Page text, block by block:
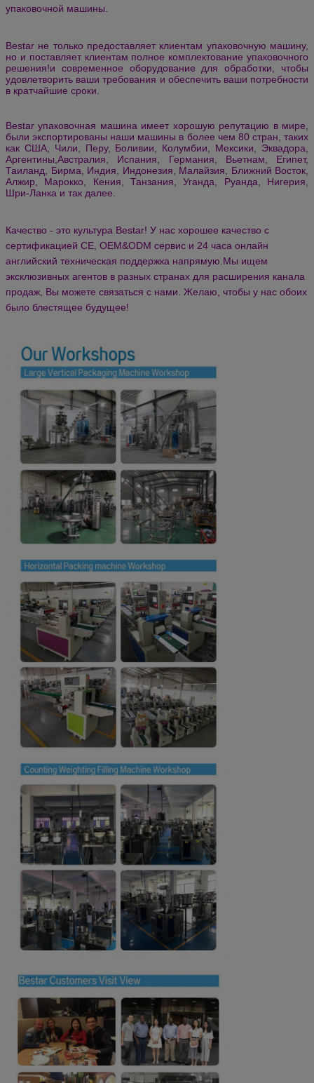
упаковочной машины.
Bestar не только предоставляет клиентам упаковочную машину,
но и поставляет клиентам полное комплектование упаковочного
решения!и современное оборудование для обработки, чтобы
удовлетворить ваши требования и обеспечить ваши потребности
в кратчайшие сроки.
Bestar упаковочная машина имеет хорошую репутацию в мире,
были экспортированы наши машины в более чем 80 стран, таких
как США, Чили, Перу, Боливии, Колумбии, Мексики, Эквадора,
Аргентины,Австралия, Испания, Германия, Вьетнам, Египет,
Таиланд, Бирма, Индия, Индонезия, Малайзия, Ближний Восток,
Алжир, Марокко, Кения, Танзания, Уганда, Руанда, Нигерия,
Шри-Ланка и так далее.
Качество - это культура Bestar! У нас хорошее качество с
сертификацией CE, OEM&ODM сервис и 24 часа онлайн
английский техническая поддержка напрямую.Мы ищем
эксклюзивных агентов в разных странах для расширения канала
продаж, Вы можете связаться с нами. Желаю, чтобы у нас обоих
было блестящее будущее!